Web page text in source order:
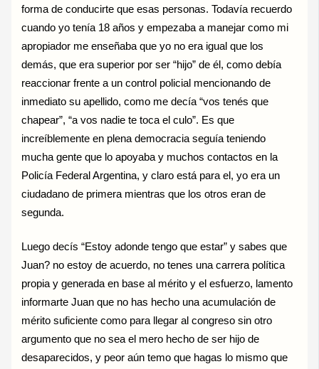
forma de conducirte que esas personas. Todavía recuerdo
cuando yo tenía 18 años y empezaba a manejar como mi
apropiador me enseñaba que yo no era igual que los
demás, que era superior por ser “hijo” de él, como debía
reaccionar frente a un control policial mencionando de
inmediato su apellido, como me decía “vos tenés que
chapear”, “a vos nadie te toca el culo”. Es que
increíblemente en plena democracia seguía teniendo
mucha gente que lo apoyaba y muchos contactos en la
Policía Federal Argentina, y claro está para el, yo era un
ciudadano de primera mientras que los otros eran de
segunda.
Luego decís “Estoy adonde tengo que estar” y sabes que
Juan? no estoy de acuerdo, no tenes una carrera política
propia y generada en base al mérito y el esfuerzo, lamento
informarte Juan que no has hecho una acumulación de
mérito suficiente como para llegar al congreso sin otro
argumento que no sea el mero hecho de ser hijo de
desaparecidos, y peor aún temo que hagas lo mismo que